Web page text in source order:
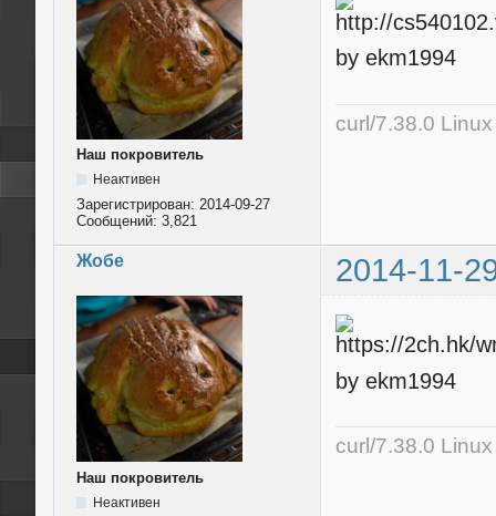
Наш покровитель
Неактивен
Зарегистрирован: 2014-09-27
Сообщений: 3,821
by ekm1994
curl/7.38.0
Жобе 2014-11-
Наш покровитель
Неактивен
by ekm1994
curl/7.38.0